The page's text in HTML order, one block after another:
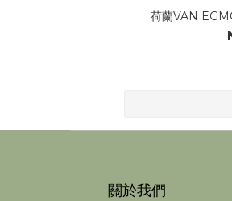
荷蘭VAN
關於我們